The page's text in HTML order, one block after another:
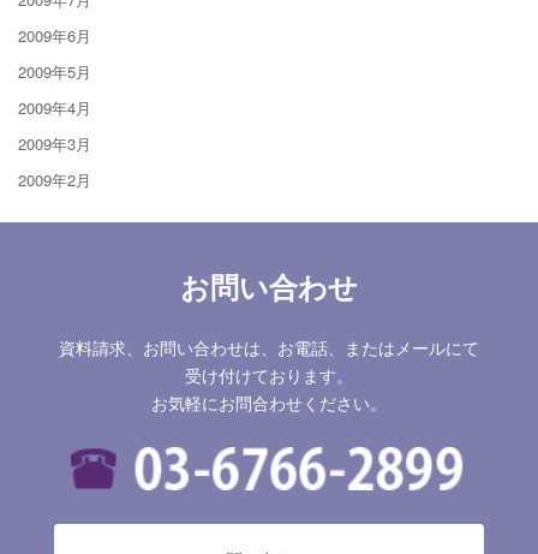
2009年6月
2009年5月
2009年4月
2009年3月
2009年2月
お問い合わせ
資料請求、お問い合わせは、お電話、またはメールにて
受け付けております。
お気軽にお問合わせください。